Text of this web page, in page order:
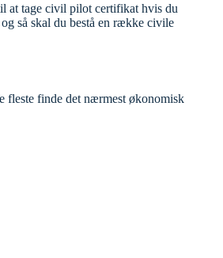
at tage civil pilot certifikat hvis du
så skal du bestå en række civile
fleste finde det nærmest økonomisk